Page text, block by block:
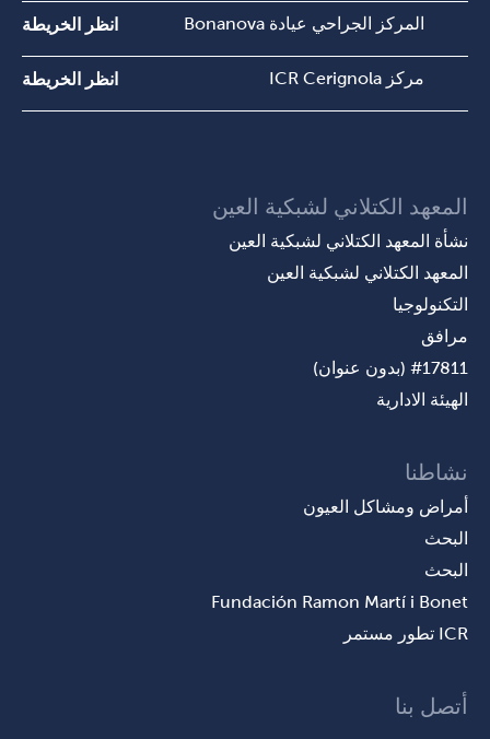
المركز الجراحي عيادة Bonanova انظر الخريطة
مركز ICR Cerignola انظر الخريطة
المعهد الكتلاني لشبكية العين
نشأة المعهد الكتلاني لشبكية العين
المعهد الكتلاني لشبكية العين
التكنولوجيا
مرافق
#17811 (بدون عنوان)
الهيئة الادارية
نشاطنا
أمراض ومشاكل العيون
البحث
البحث
Fundación Ramon Martí i Bonet
ICR تطور مستمر
أتصل بنا